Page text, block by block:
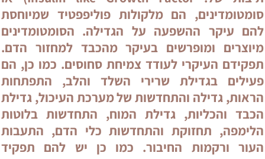
סומטומדינים, הם מלקולות פוליפפטיד שמיוחסת
להם עיקר ההשפעה על הגדילה. הסומטומדינים
מיוצרים ומופרשים בעיקר מהכבד למחזור הדם.
תפקידם העיקרי לעודד צמיחת סחוסים. כמו כן, הם
פעילים בגדילת שרירי השלד והלב, התפתחות
הראות, גדילה והתחדשות של מערכת העיכול, גדילת
הכבד והכליות, גדילת המוח, התחדשות בלוטות
הלימפה, תחזוקת והתחדשות כלי הדם, התעבות
העור ורקמות החיבור. כמו כן יש להם תפקיד